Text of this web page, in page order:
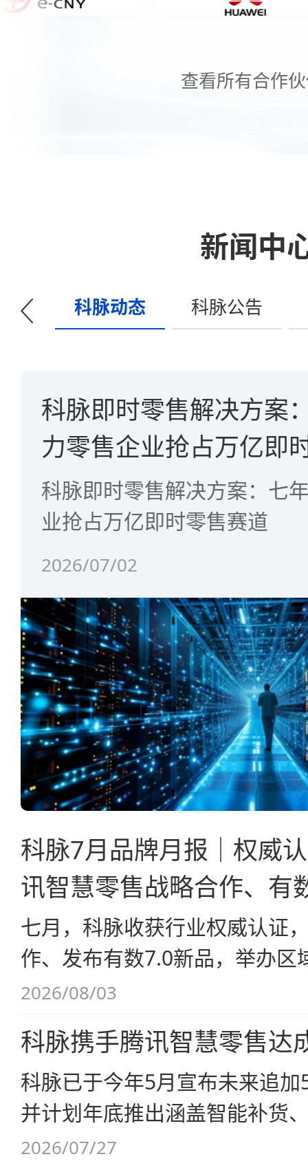
查看所有合作
新闻中
科脉动态 科脉公告
科脉即时零售解决方案
力零售企业抢占万亿即
科脉即时零售解决方案：七
业抢占万亿即时零售赛道
2026/07/02
科脉7月品牌月报｜权威
讯智慧零售战略合作、有
七月，科脉收获行业权威认证
作、发布有数7.0新品，举办区
同步上线两大标杆客户案例，
2026/08/03
科脉携手腾讯智慧零售达
科脉已于今年5月宣布未来追
并计划年底推出涵盖智能补货
等五大AI智能体。
2026/07/27